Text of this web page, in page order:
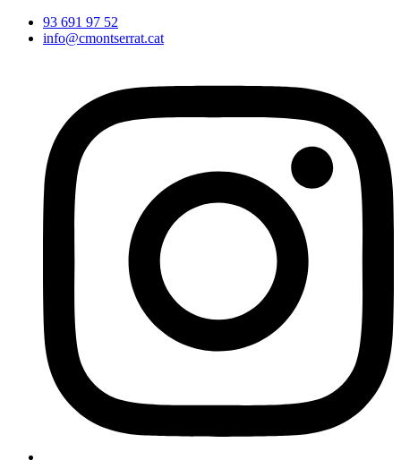
93 691 97 52
info@cmontserrat.cat